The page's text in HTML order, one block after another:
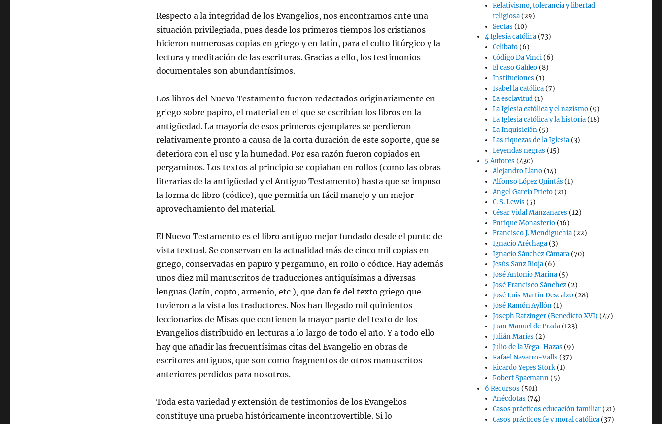
Respecto a la integridad de los Evangelios, nos encontramos ante una
situación privilegiada, pues desde los primeros tiempos los cristianos
hicieron numerosas copias en griego y en latín, para el culto litúrgico y la
lectura y meditación de las escrituras. Gracias a ello, los testimonios
documentales son abundantísimos.
Los libros del Nuevo Testamento fueron redactados originariamente en
griego sobre papiro, el material en el que se escribían los libros en la
antigüedad. La mayoría de esos primeros ejemplares se perdieron
relativamente pronto a causa de la corta duración de este soporte, que se
deteriora con el uso y la humedad. Por esa razón fueron copiados en
pergaminos. Los textos al principio se copiaban en rollos (como las obras
literarias de la antigüedad y el Antiguo Testamento) hasta que se impuso
la forma de libro (códice), que permitía un fácil manejo y un mejor
aprovechamiento del material.
El Nuevo Testamento es el libro antiguo mejor fundado desde el punto de
vista textual. Se conservan en la actualidad más de cinco mil copias en
griego, conservadas en papiro y pergamino, en rollo o códice. Hay además
unos diez mil manuscritos de traducciones antiquísimas a diversas
lenguas (latín, copto, armenio, etc.), que dan fe del texto griego que
tuvieron a la vista los traductores. Nos han llegado mil quinientos
leccionarios de Misas que contienen la mayor parte del texto de los
Evangelios distribuido en lecturas a lo largo de todo el año. Y a todo ello
hay que añadir las frecuentísimas citas del Evangelio en obras de
escritores antiguos, que son como fragmentos de otros manuscritos
anteriores perdidos para nosotros.
Toda esta variedad y extensión de testimonios de los Evangelios
constituye una prueba históricamente incontrovertible. Si lo
Relativismo, tolerancia y libertad
religiosa (29)
Sectas (10)
4 Iglesia católica (73)
Celibato (6)
Código Da Vinci (6)
El caso Galileo (8)
Instituciones (1)
Isabel la católica (7)
La esclavitud (1)
La Iglesia católica y el nazismo (9)
La Iglesia católica y la historia (18)
La Inquisición (5)
Las riquezas de la Iglesia (3)
Leyendas negras (15)
5 Autores (430)
Alejandro Llano (14)
Alfonso López Quintás (1)
Angel García Prieto (21)
C. S. Lewis (5)
César Vidal Manzanares (12)
Enrique Monasterio (16)
Francisco J. Mendiguchía (22)
Ignacio Aréchaga (3)
Ignacio Sánchez Cámara (70)
Jesús Sanz Rioja (6)
José Antonio Marina (5)
José Francisco Sánchez (2)
José Luis Martín Descalzo (28)
José Ramón Ayllón (1)
Joseph Ratzinger (Benedicto XVI) (47)
Juan Manuel de Prada (123)
Julián Marías (2)
Julio de la Vega-Hazas (9)
Rafael Navarro-Valls (37)
Ricardo Yepes Stork (1)
Robert Spaemann (5)
6 Recursos (501)
Anécdotas (74)
Casos prácticos educación familiar (21)
Casos prácticos fe y moral católica (37)